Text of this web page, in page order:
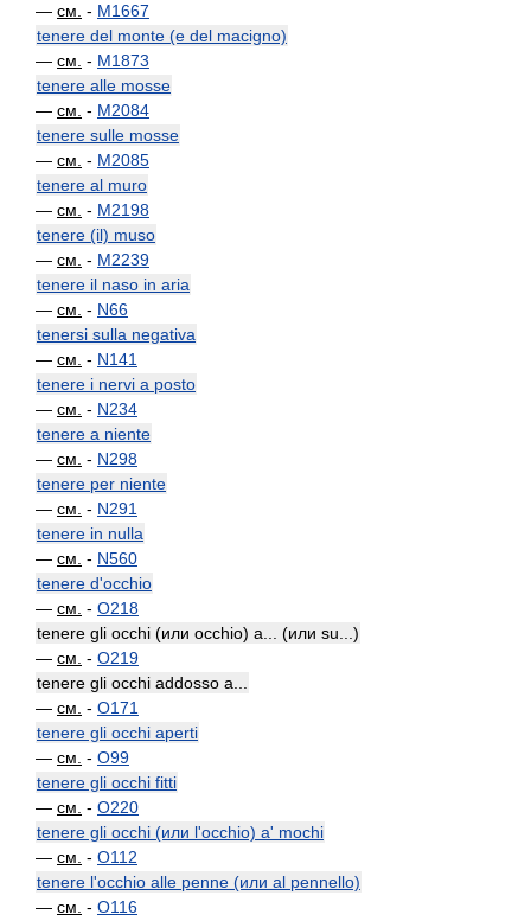
— см. - M1667
tenere del monte (e del macigno)
— см. - M1873
tenere alle mosse
— см. - M2084
tenere sulle mosse
— см. - M2085
tenere al muro
— см. - M2198
tenere (il) muso
— см. - M2239
tenere il naso in aria
— см. - N66
tenersi sulla negativa
— см. - N141
tenere i nervi a posto
— см. - N234
tenere a niente
— см. - N298
tenere per niente
— см. - N291
tenere in nulla
— см. - N560
tenere d'occhio
— см. - O218
tenere gli occhi (или occhio) a... (или su...)
— см. - O219
tenere gli occhi addosso a...
— см. - O171
tenere gli occhi aperti
— см. - O99
tenere gli occhi fitti
— см. - O220
tenere gli occhi (или l'occhio) a' mochi
— см. - O112
tenere l'occhio alle penne (или al pennello)
— см. - O116